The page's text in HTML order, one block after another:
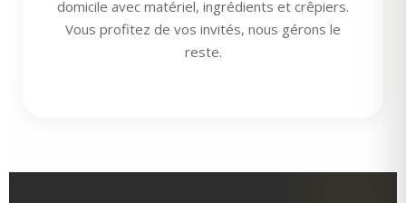
domicile avec matériel, ingrédients et crêpiers.
Vous profitez de vos invités, nous gérons le
reste.